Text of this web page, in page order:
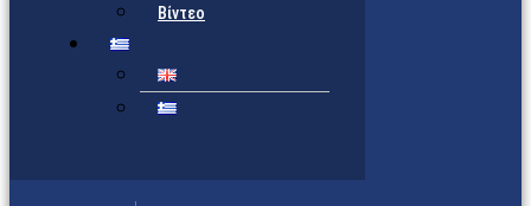
Βίντεο